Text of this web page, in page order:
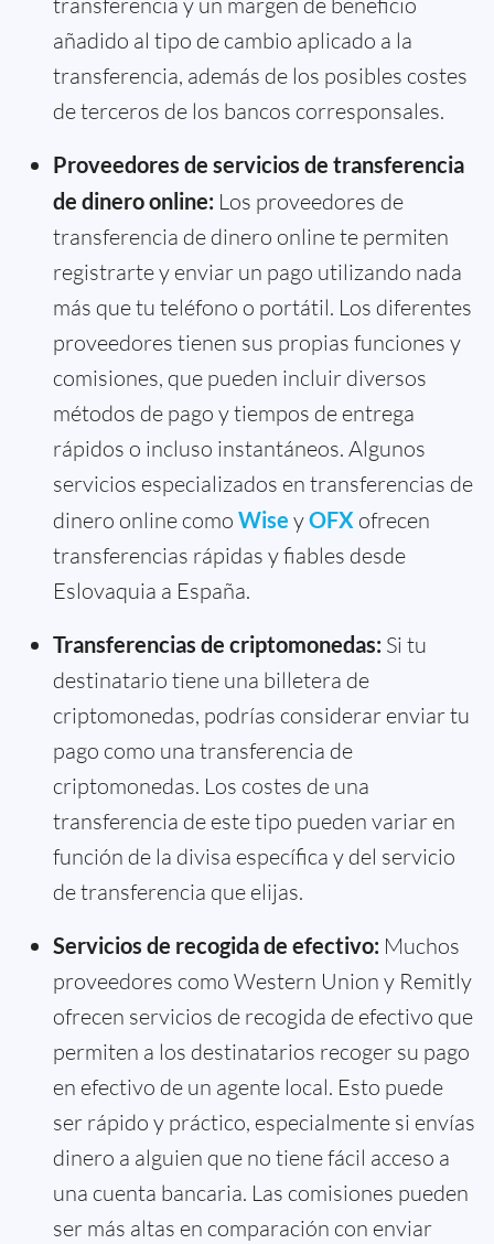
añadido al tipo de cambio aplicado a la
transferencia, además de los posibles costes
de terceros de los bancos corresponsales.
Proveedores de servicios de transferencia
de dinero online: Los proveedores de
transferencia de dinero online te permiten
registrarte y enviar un pago utilizando nada
más que tu teléfono o portátil. Los diferentes
proveedores tienen sus propias funciones y
comisiones, que pueden incluir diversos
métodos de pago y tiempos de entrega
rápidos o incluso instantáneos. Algunos
servicios especializados en transferencias de
dinero online como Wise yOFX ofrecen
transferencias rápidas y fiables desde
Eslovaquia a España.
Transferencias de criptomonedas: Si tu
destinatario tiene una billetera de
criptomonedas, podrías considerar enviar tu
pago como una transferencia de
criptomonedas. Los costes de una
transferencia de este tipo pueden variar en
función de la divisa específica y del servicio
de transferencia que elijas.
Servicios de recogida de efectivo: Muchos
proveedores como Western Union y Remitly
ofrecen servicios de recogida de efectivo que
permiten a los destinatarios recoger su pago
en efectivo de un agente local. Esto puede
ser rápido y práctico, especialmente si envías
dinero a alguien que no tiene fácil acceso a
una cuenta bancaria. Las comisiones pueden
ser más altas en comparación con enviar